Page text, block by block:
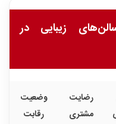
زیبایی در
رضایت
مشتری
وضعیت
رقابت